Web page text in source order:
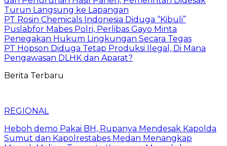
Turun Langsung ke Lapangan
PT Rosin Chemicals Indonesia Diduga “Kibuli”
Puslabfor Mabes Polri, Perlibas Gayo Minta
Penegakan Hukum Lingkungan Secara Tegas
PT Hopson Diduga Tetap Produksi Ilegal, Di Mana
Pengawasan DLHK dan Aparat?
Berita Terbaru
REGIONAL
Heboh demo Pakai BH, Rupanya Mendesak Kapolda
Sumut dan Kapolrestabes Medan Menangkap